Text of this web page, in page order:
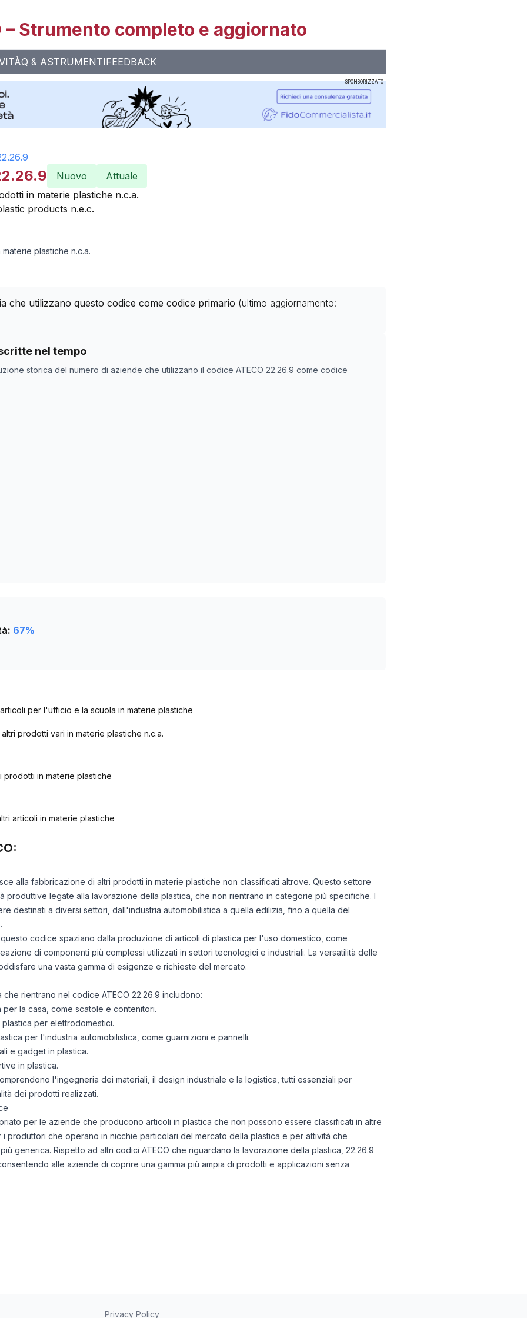
– Strumento completo e aggiornato
Q & ASTRUMENTIFEEDBACK
SPONSORIZZATO
Nuovo Attuale
in materie plastiche n.c.a.
products n.e.c.
plastiche n.c.a.
che utilizzano questo codice come codice primario (ultimo aggiornamento:
nel tempo
storica del numero di aziende che utilizzano il codice ATECO 22.26.9 come codice
con codice ATECO
Numero aziende
67%
per l'ufficio e la scuola in materie plastiche
prodotti vari in materie plastiche n.c.a.
prodotti in materie plastiche
articoli in materie plastiche
alla fabbricazione di altri prodotti in materie plastiche non classificati altrove. Questo settore
produttive legate alla lavorazione della plastica, che non rientrano in categorie più specifiche. I
destinati a diversi settori, dall'industria automobilistica a quella edilizia, fino a quella del
codice spaziano dalla produzione di articoli di plastica per l'uso domestico, come
di componenti più complessi utilizzati in settori tecnologici e industriali. La versatilità delle
una vasta gamma di esigenze e richieste del mercato.
rientrano nel codice ATECO 22.26.9 includono:
la casa, come scatole e contenitori.
per elettrodomestici.
per l'industria automobilistica, come guarnizioni e pannelli.
e gadget in plastica.
in plastica.
l'ingegneria dei materiali, il design industriale e la logistica, tutti essenziali per
dei prodotti realizzati.
per le aziende che producono articoli in plastica che non possono essere classificati in altre
produttori che operano in nicchie particolari del mercato della plastica e per attività che
generica. Rispetto ad altri codici ATECO che riguardano la lavorazione della plastica, 22.26.9
alle aziende di coprire una gamma più ampia di prodotti e applicazioni senza
Privacy Policy